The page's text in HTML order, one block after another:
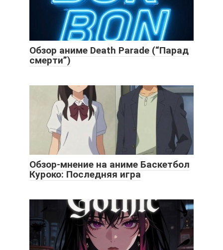
Обзор аниме Death Parade (“Парад
смерти”)
Обзор-мнение на аниме Баскетбол
Куроко: Последняя игра